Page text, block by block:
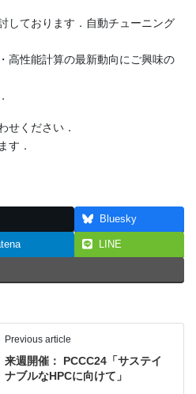
しております．自動チューニング
高性能計算の最新動向にご興味の
せください．
す．
Bluesky
LINE
Previous article
来週開催： PCCC24「サステイ
ナブルなHPCに向けて」